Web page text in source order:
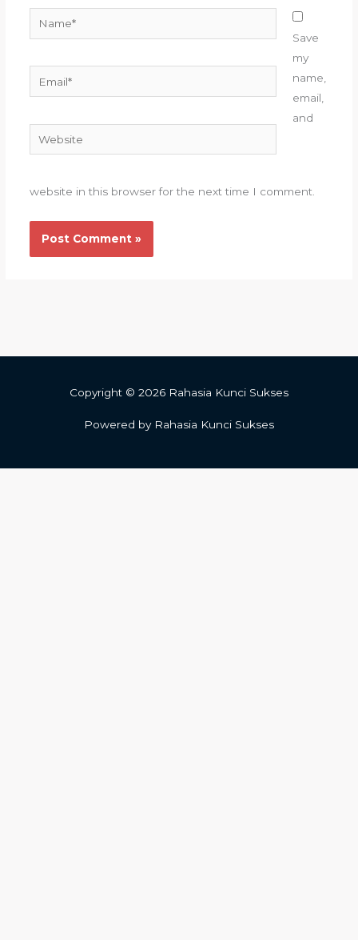
Website
Save
my
name,
email,
and
website in this browser for the next time I comment.
Copyright © 2026 Rahasia Kunci Sukses
Powered by Rahasia Kunci Sukses